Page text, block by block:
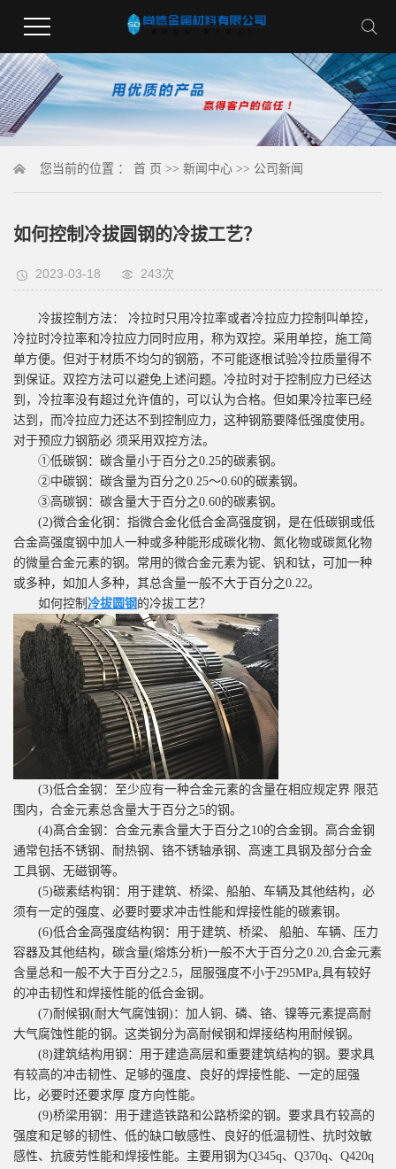
您当前的位置 ： 首 页 >> 新闻中心 >> 公司新闻
如何控制冷拔圆钢的冷拔工艺？
2023-03-18 243次
冷拔控制方法： 冷拉时只用冷拉率或者冷拉应力控制叫单控，
冷拉时冷拉率和冷拉应力同时应用，称为双控。采用单控，施工简
单方便。但对于材质不均匀的钢筋，不可能逐根试验冷拉质量得不
到保证。双控方法可以避免上述问题。冷拉时对于控制应力已经达
到，冷拉率没有超过允许值的，可以认为合格。但如果冷拉率已经
达到，而冷拉应力还达不到控制应力，这种钢筋要降低强度使用。
对于预应力钢筋必 须采用双控方法。
①低碳钢：碳含量小于百分之0.25的碳素钢。
②中碳钢：碳含量为百分之0.25〜0.60的碳素钢。
③高碳钢：碳含量大于百分之0.60的碳素钢。
(2)微合金化钢：指微合金化低合金高强度钢，是在低碳钢或低
合金高强度钢中加人一种或多种能形成碳化物、氮化物或碳氮化物
的微量合金元素的钢。常用的微合金元素为铌、钒和钛，可加一种
或多种，如加人多种，其总含量一般不大于百分之0.22。
如何控制 冷拔圆钢 的冷拔工艺？
(3)低合金钢：至少应有一种合金元素的含量在相应规定界 限范
围内，合金元素总含量大于百分之5的钢。
(4)髙合金钢：合金元素含量大于百分之10的合金钢。高合金钢
通常包括不锈钢、耐热钢、铬不锈轴承钢、高速工具钢及部分合金
工具钢、无磁钢等。
(5)碳素结构钢：用于建筑、桥梁、船舶、车辆及其他结构，必
须有一定的强度、必要时要求冲击性能和焊接性能的碳素钢。
(6)低合金高强度结构钢：用于建筑、桥梁、 船舶、车辆、压力
容器及其他结构，碳含量(熔炼分析)一般不大于百分之0.20,合金元素
含量总和一般不大于百分之2.5，屈服强度不小于295MPa,具有较好
的冲击韧性和焊接性能的低合金钢。
(7)耐候钢(耐大气腐蚀钢)：加人铜、磷、铬、镍等元素提高耐
大气腐蚀性能的钢。这类钢分为高耐候钢和焊接结构用耐候钢。
(8)建筑结构用钢：用于建造高层和重要建筑结构的钢。要求具
有较高的冲击韧性、足够的强度、良好的焊接性能、一定的屈强
比，必要时还要求厚 度方向性能。
(9)桥梁用钢：用于建造铁路和公路桥梁的钢。要求具冇较高的
强度和足够的韧性、低的缺口敏感性、良好的低温韧性、抗时效敏
感性、抗疲劳性能和焊接性能。主要用钢为Q345q、Q370q、Q420q